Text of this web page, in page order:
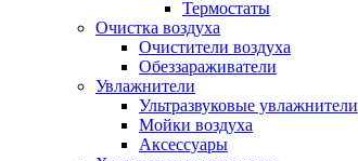
Термостаты
Очистка воздуха
Очистители воздуха
Обеззараживатели
Увлажнители
Ультразвуковые увлажнители
Мойки воздуха
Аксессуары